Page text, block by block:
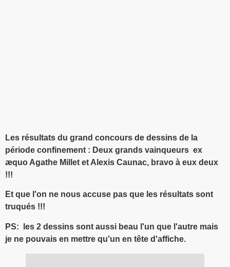
Les résultats du grand concours de dessins de la
période confinement : Deux grands vainqueurs ex
æquo Agathe Millet et Alexis Caunac, bravo à eux deux
!!!
Et que l'on ne nous accuse pas que les résultats sont
truqués !!!
PS: les 2 dessins sont aussi beau l'un que l'autre mais
je ne pouvais en mettre qu'un en tête d'affiche.